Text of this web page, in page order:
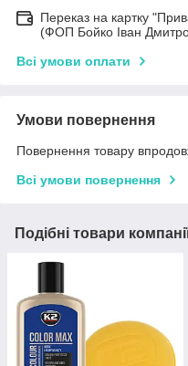
Переказ на картку
(ФОП Бойко Іван
Всі умови оплати
Умови повернення
Повернення товару
Всі умови повернення
Подібні товари